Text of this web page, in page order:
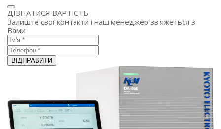
ДІЗНАТИСЯ ВАРТІСТЬ
Залиште свої контакти і наш менеджер зв'яжеться з
Вами
ВІДПРАВИТИ